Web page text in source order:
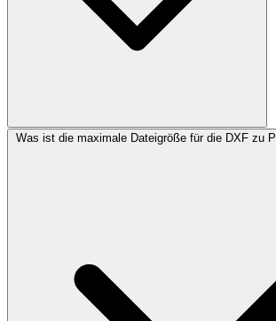
Was ist die maximale Dateigröße für die DXF zu